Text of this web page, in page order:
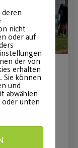
nicht
oder auf
der von
erhalten
Sie können
und
abwählen
oder unten